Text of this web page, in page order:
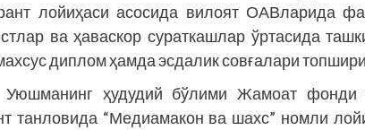
лойиҳаси асосида вилоят ОАВларида
ва ҳаваскор сураткашлар ўртасида
диплом ҳамда эсдалик совғалари
Уюшманинг ҳудудий бўлими Жамоат фонди
танловида “Медиамакон ва шахс” номли